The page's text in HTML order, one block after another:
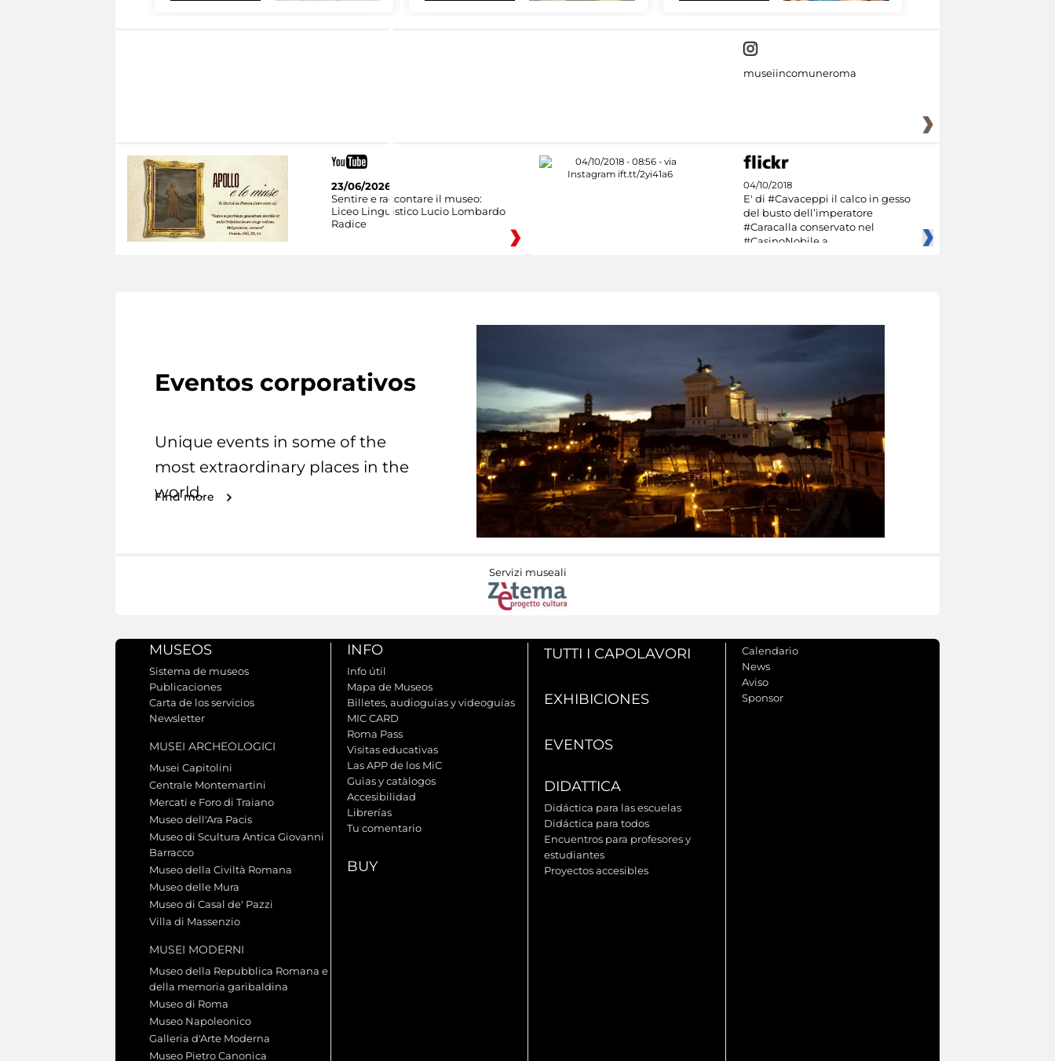
museiincomuneroma
23/06/2026
Sentire e raccontare il museo:
Liceo Linguistico Lucio Lombardo
Radice
04/10/2018
E' di #Cavaceppi il calco in gesso
del busto dell’imperatore
#Caracalla conservato nel
#CasinoNobile a
Eventos corporativos
Unique events in some of the
most extraordinary places in the
world.
Find more
Servizi museali
MUSEOS
Sistema de museos
Publicaciones
Carta de los servicios
Newsletter
MUSEI ARCHEOLOGICI
Musei Capitolini
Centrale Montemartini
Mercati e Foro di Traiano
Museo dell'Ara Pacis
Museo di Scultura Antica Giovanni
Barracco
Museo della Civiltà Romana
Museo delle Mura
Museo di Casal de' Pazzi
Villa di Massenzio
MUSEI MODERNI
Museo della Repubblica Romana e
della memoria garibaldina
Museo di Roma
Museo Napoleonico
Galleria d'Arte Moderna
Museo Pietro Canonica
INFO
Info útil
Mapa de Museos
Billetes, audioguías y videoguías
MIC CARD
Roma Pass
Visitas educativas
Las APP de los MiC
Guìas y catàlogos
Accesibilidad
Librerías
Tu comentario
BUY
TUTTI I CAPOLAVORI
EXHIBICIONES
EVENTOS
DIDATTICA
Didáctica para las escuelas
Didáctica para todos
Encuentros para profesores y
estudiantes
Proyectos accesibles
Calendario
News
Aviso
Sponsor